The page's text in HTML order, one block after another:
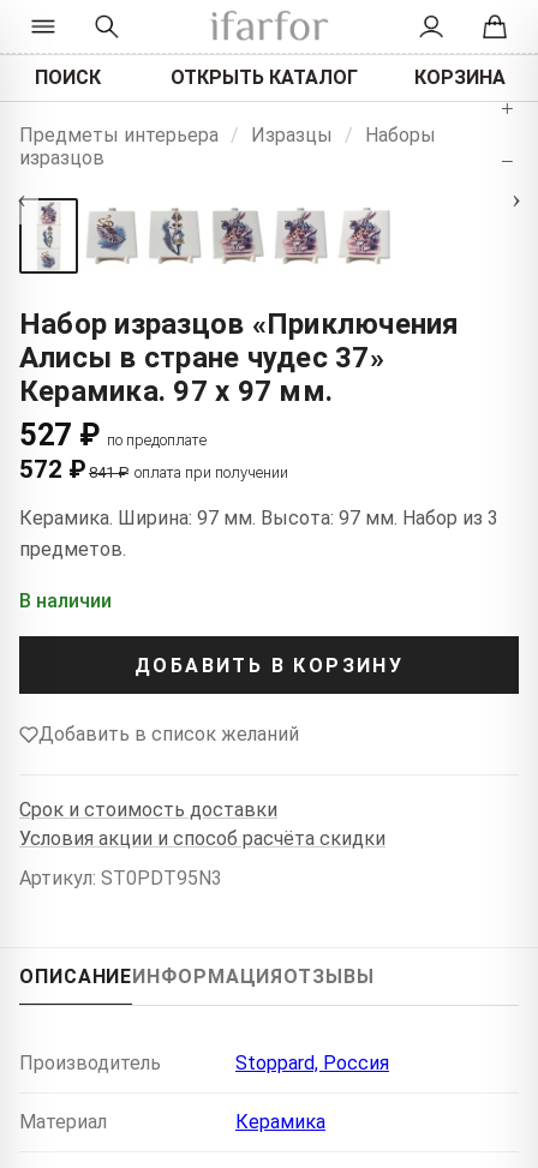
ПОИСК ОТКРЫТЬ КАТАЛОГ КОРЗИНА
Предметы интерьера / Изразцы /
Наборы
изразцов
‹ ›
+
−
Набор изразцов «Приключения
Алисы в стране чудес 37»
Керамика. 97 x 97 мм.
527 ₽ по предоплате
572 ₽ 841 ₽ оплата при получении
Керамика. Ширина: 97 мм. Высота: 97 мм. Набор из 3
предметов.
В наличии
ДОБАВИТЬ В КОРЗИНУ
Добавить в список желаний
Срок и стоимость доставки
Условия акции и способ расчёта скидки
Артикул: ST0PDT95N3
ОПИСАНИЕ ИНФОРМАЦИЯ ОТЗЫВЫ
Производитель Stoppard, Россия
Материал Керамика